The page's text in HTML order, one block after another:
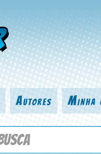
Autores Minha
Procure por título da